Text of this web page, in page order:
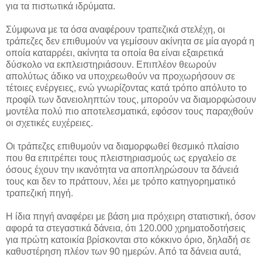
για τα πιστωτικά ιδρύματα.
Σύμφωνα με τα όσα αναφέρουν τραπεζικά στελέχη, οι
τράπεζες δεν επιθυμούν να γεμίσουν ακίνητα σε μία αγορά η
οποία καταρρέει, ακίνητα τα οποία θα είναι εξαιρετικά
δύσκολο να εκπλειστηριάσουν. Επιπλέον θεωρούν
απολύτως άδικο να υποχρεωθούν να προχωρήσουν σε
τέτοιες ενέργειες, ενώ γνωρίζοντας κατά τρόπο απόλυτο το
προφίλ των δανειοληπτών τους, μπορούν να διαμορφώσουν
μοντέλα πολύ πιο αποτελεσματικά, εφόσον τους παραχθούν
οι σχετικές ευχέρειες.
Οι τράπεζες επιθυμούν να διαμορφωθεί θεσμικό πλαίσιο
που θα επιτρέπει τους πλειστηριασμούς ως εργαλείο σε
όσους έχουν την ικανότητα να αποπληρώσουν τα δάνειά
τους και δεν το πράττουν, λέει με τρόπο κατηγορηματικό
τραπεζική πηγή.
Η ίδια πηγή αναφέρει με βάση μια πρόχειρη στατιστική, όσον
αφορά τα στεγαστικά δάνεια, ότι 120.000 χρηματοδοτήσεις
για πρώτη κατοικία βρίσκονται στο κόκκινο όριο, δηλαδή σε
καθυστέρηση πλέον των 90 ημερών. Από τα δάνεια αυτά,